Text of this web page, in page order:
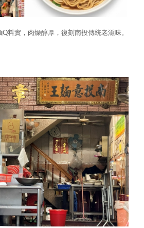
料實，肉燥醇厚，復刻南投傳統老滋味。